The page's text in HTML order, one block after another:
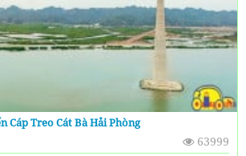
Cáp Treo Cát Bà Hải Phòng
63999